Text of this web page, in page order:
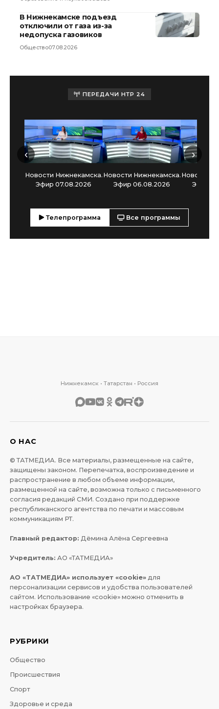
В Нижнекамске подъезд
отключили от газа из-за
недопуска газовиков
Общество07.08.2026
ПЕРЕДАЧИ НТР 24
Новости Нижнекамска.
Эфир 07.08.2026
Новости Нижнекамска.
Эфир 06.08.2026
Новости
Эфир
‹ ›
Телепрограмма Все программы
Нижнекамск • Татарстан • Россия
О НАС
© ТАТМЕДИА. Все материалы, размещенные на сайте,
защищены законом. Перепечатка, воспроизведение и
распространение в любом объеме информации,
размещенной на сайте, возможна только с письменного
согласия редакций СМИ. Создано при поддержке
республиканского агентства по печати и массовым
коммуникациям РТ.
Главный редактор: Дёмина Алёна Сергеевна
Учредитель: АО «ТАТМЕДИА»
АО «ТАТМЕДИА» использует «cookie» для
персонализации сервисов и удобства пользователей
сайтом. Использование «cookie» можно отменить в
настройках браузера.
РУБРИКИ
Общество
Происшествия
Спорт
Здоровье и среда